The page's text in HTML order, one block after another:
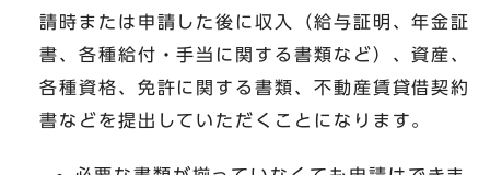
請時または申請した後に収入（給与証明、年金証
書、各種給付・手当に関する書類など）、資産、
各種資格、免許に関する書類、不動産賃貸借契約
書などを提出していただくことになります。